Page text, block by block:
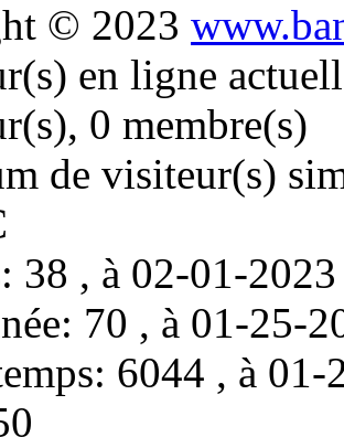
© 2023
en ligne
0 membre(s)
de visiteur(s)
38 , à 02-01-
70 , à 01-25-
6044 , à